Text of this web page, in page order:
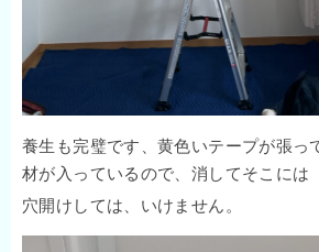
養生も完璧です、黄色いテープが張っ
材が入っているので、消してそこには
穴開けしては、いけません。